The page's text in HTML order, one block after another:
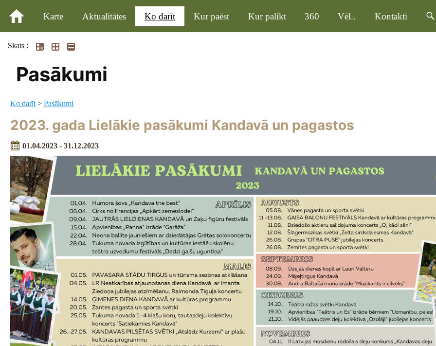
Karte Aktualitātes Ko darīt Kur paēst Kur palikt 360 Vēl.. Kontakti
Skats :
Pasākumi
Ko darīt >Pasākumi
2023. gada Lielākie pasākumi Kandavā un pagastos
01.04.2023 - 31.12.2023